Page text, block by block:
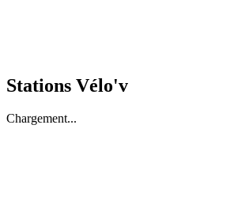
Stations Vélo'v
Chargement...